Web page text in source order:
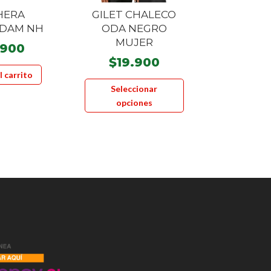
NH
carrito
GILET CHALECO
ODA NEGRO
MUJER
$19.900
Seleccionar
opciones
Este
tiene